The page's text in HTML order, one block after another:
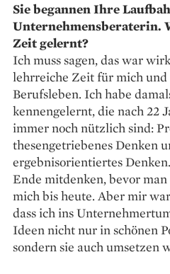
Sie begannen Ihre
Unternehmens­beraterin.
Zeit gelernt?
Ich muss sagen, das war
lehrreiche Zeit für mich
Berufsleben. Ich habe
kennengelernt, die nach 22
immer noch nützlich sind:
thesengetriebenes Denken
ergebnisorientiertes
Ende mitdenken, bevor
mich bis heute. Aber mir
dass ich ins
Ideen nicht nur in schönen
sondern sie auch umsetzen